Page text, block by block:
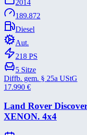
2014
189.872
Diesel
Aut.
218 PS
5 Sitze
Diffb. gem. § 25a UStG
17.990 €
Land Rover
XENON. 4x4